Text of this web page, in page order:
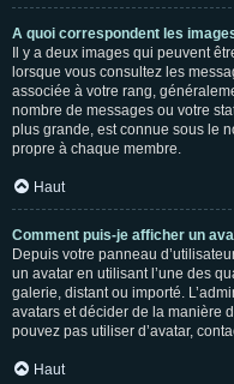
A quoi correspondent les
Il y a deux images qui peuvent
lorsque vous consultez les
associée à votre rang,
nombre de messages ou votre
plus grande, est connue sous le
propre à chaque membre.
Haut
Comment puis-je afficher un
Depuis votre panneau
un avatar en utilisant l’une des
galerie, distant ou importé.
avatars et décider de la manière
pouvez pas utiliser d’avatar,
Haut